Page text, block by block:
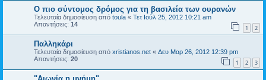
Ο πιο σύντομος δρόμος για τη βασιλεία των ουρανών
Τελευταία δημοσίευση από toula « Τετ Ιούλ 25, 2012 10:21 am
Απαντήσεις: 14 1 2
Παλληκάρι
Τελευταία δημοσίευση από xristianos.net « Δευ Μαρ 26, 2012 12:39 pm
Απαντήσεις: 20 1 2 3